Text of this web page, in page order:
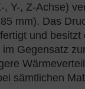
Y-, Z-Achse)
mm). Das
und besitzt
Gegensatz
sämtlichen